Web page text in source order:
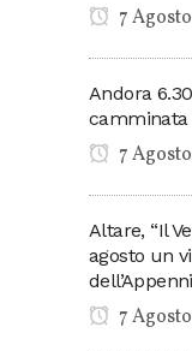
7
Andora
camminata
7
Altare, “Il
agosto un
7